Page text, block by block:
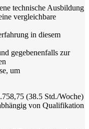
technische Ausbildung
vergleichbare
in diesem
gegebenenfalls zur
um
(38.5 Std./Woche)
von Qualifikation